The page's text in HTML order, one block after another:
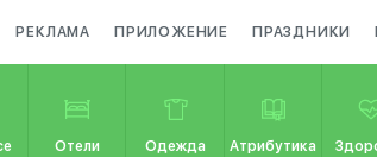
РЕКЛАМА ПРИЛОЖЕНИЕ ПРАЗДНИКИ
Отели Одежда Атрибутика